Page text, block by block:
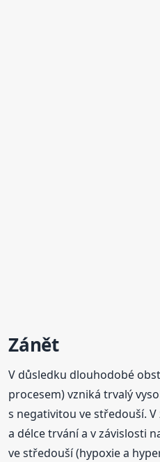
Zánět
V důsledku dlouhodobé
procesem) vzniká trvalý
s negativitou ve středouší.
a délce trvání a v závislosti
ve středouší (hypoxie a